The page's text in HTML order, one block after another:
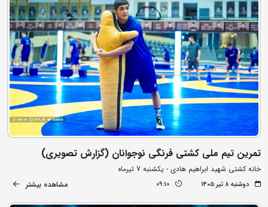
تمرین تیم ملی کشتی فرنگی نوجوانان (گزارش تصویری)
خانه کشتی شهید ابراهیم هادی - یکشنبه 7 تیرماه
دوشنبه ۸ تیر ۱۴۰۵ 09:10 مشاهده بیشتر